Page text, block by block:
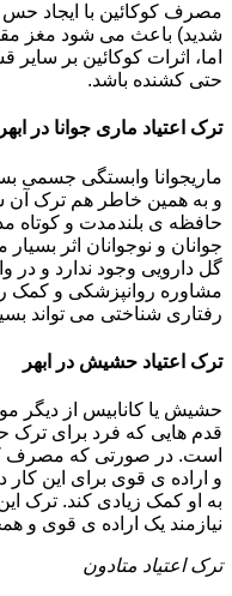
مصرف کوکائین با ایجاد
شدید) باعث می شود مغز
اما، اثرات کوکائین بر
حتی کشنده باشد.
ترک اعتیاد ماری جوانا در ابهر
ماریجوانا وابستگی جسمی
و به همین خاطر هم ترک آن
حافظه ی بلندمدت و کوتاه
جوانان و نوجوانان اثر
گل دارویی وجود ندارد و در
مشاوره روانپزشکی و کمک
رفتاری شناختی می تواند
ترک اعتیاد حشیش در ابهر
حشیش یا کانابیس از دیگر
قدم هایی که فرد برای ترک
است. در صورتی که مصرف
و اراده ی قوی برای این کار
به او کمک زیادی کند. ترک
نیازمند یک اراده ی قوی و
ترک اعتیاد متادون